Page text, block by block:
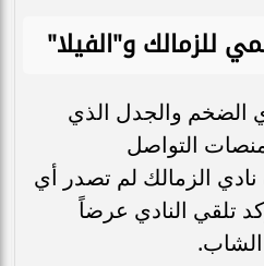
للزمالك و"الفيلا"
الضخم والجدل الذي
منصات التواصل
نادي الزمالك لم تصدر أي
تلقي النادي عرضاً
الشاب.